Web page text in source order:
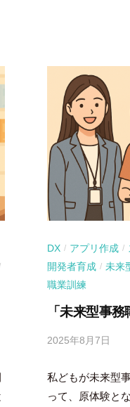
DX / アプリ作成 /
開発者育成 / 未来
職業訓練
「未来型事
2025年8月7日
吉
田
私どもが未来型
って、原体験と